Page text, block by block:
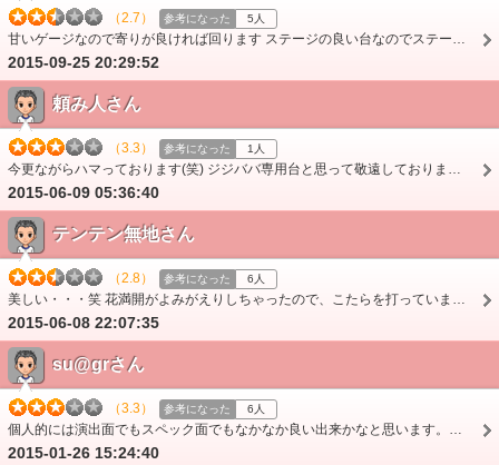
（2.7） 参考になった 5人
甘いゲージなので寄りが良ければ回ります ステージの良い台なのでステージ寄りが良ければなお良いです。 スペックはまさに出るか出ないかの２択で単発が続くと苦戦必死…
2015-09-25 20:29:52
頼み人さん
（3.3） 参考になった 1人
今更ながらハマっております(笑) ジジババ専用台と思って敬遠しておりましたが、打ってみると、スペック的にも演出的にも今時珍しい潔い台でかなり良いと思います。 潜…
2015-06-09 05:36:40
テンテン無地さん
（2.8） 参考になった 6人
美しい・・・笑 花満開がよみがえりしちゃったので、こたらを打っています。 保留変化しすぎな印象はあるけど、良い台かな。
2015-06-08 22:07:35
su@grさん
（3.3） 参考になった 6人
個人的には演出面でもスペック面でもなかなか良い出来かなと思います。確変継続率50％で16Ｒ2400となかなか荒いですが、確変突入時と7当たりした時の脳汁ドバドバ感がやば…
2015-01-26 15:24:40